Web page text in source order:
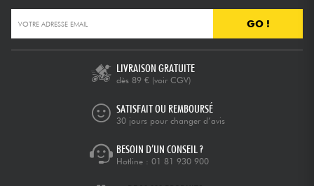
GO !
LIVRAISON GRATUITE
dès 89 € (voir CGV)
SATISFAIT OU REMBOURSÉ
30 jours pour changer d’avis
BESOIN D’UN CONSEIL ?
Hotline : 01 81 930 900